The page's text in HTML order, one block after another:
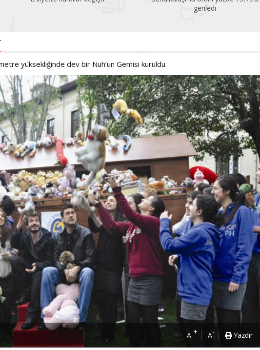
geriledi
yüksekliğinde dev bir Nuh’un Gemisi kuruldu.
A + A- Yazdır